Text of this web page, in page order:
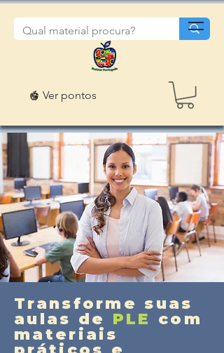
Ver pontos
Transforme suas
aulas de PLE com
materiais